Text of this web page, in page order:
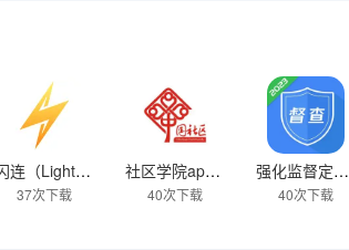
闪连（LightningX）加速器app
37次下载
社区学院app下载
40次下载
强化监督定点帮扶下载
40次下载